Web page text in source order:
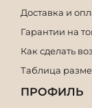
Доставка и
Гарантии на
Как сделать
Таблица
ПРОФИЛЬ